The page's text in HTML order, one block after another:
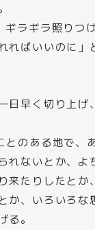
ラギラ照りつ
ればいいのに」
日早く切り上げ
とのある地で、
れないとか、よ
来たりしたとか
とか、いろいろな
る。